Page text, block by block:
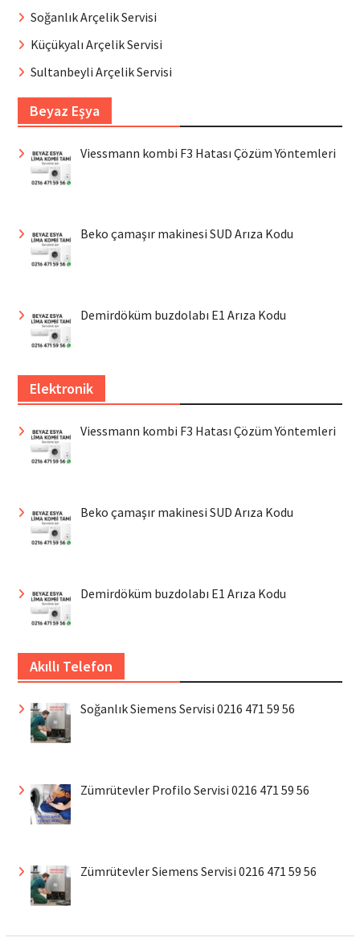
Soğanlık Arçelik Servisi
Küçükyalı Arçelik Servisi
Sultanbeyli Arçelik Servisi
Beyaz Eşya
Viessmann kombi F3 Hatası Çözüm Yöntemleri
Beko çamaşır makinesi SUD Arıza Kodu
Demirdöküm buzdolabı E1 Arıza Kodu
Elektronik
Viessmann kombi F3 Hatası Çözüm Yöntemleri
Beko çamaşır makinesi SUD Arıza Kodu
Demirdöküm buzdolabı E1 Arıza Kodu
Akıllı Telefon
Soğanlık Siemens Servisi 0216 471 59 56
Zümrütevler Profilo Servisi 0216 471 59 56
Zümrütevler Siemens Servisi 0216 471 59 56